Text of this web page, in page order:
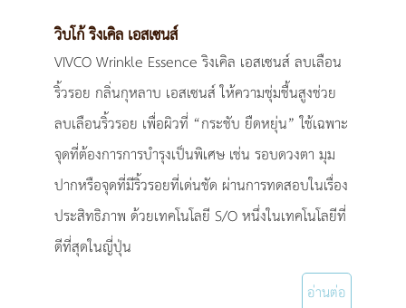
วิบโก้ ริงเคิล เอสเซนส์
VIVCO Wrinkle Essence ริงเคิล เอสเซนส์ ลบเลือน
ริ้วรอย กลิ่นกุหลาบ เอสเซนส์ ให้ความชุ่มชื้นสูงช่วย
ลบเลือนริ้วรอย เพื่อผิวที่ “กระชับ ยืดหยุ่น” ใช้เฉพาะ
จุดที่ต้องการการบำรุงเป็นพิเศษ เช่น รอบดวงตา มุม
ปากหรือจุดที่มีริ้วรอยที่เด่นชัด ผ่านการทดสอบในเรื่อง
ประสิทธิภาพ ด้วยเทคโนโลยี S/O หนึ่งในเทคโนโลยีที่
ดีที่สุดในญี่ปุ่น
อ่านต่อ